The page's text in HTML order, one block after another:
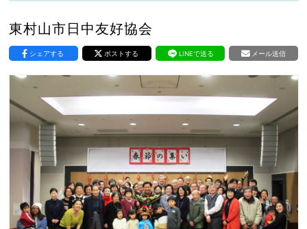
東村山市日中友好協会
シェアする ポストする LINEで送る メール送信